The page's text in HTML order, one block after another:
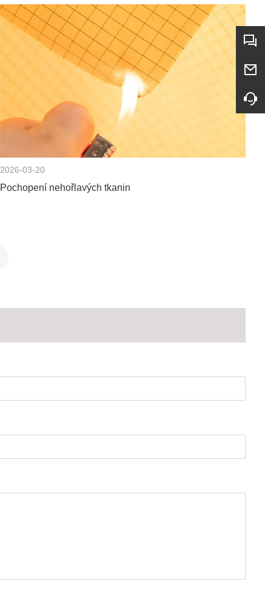
2026-03-20
Pochopení nehořlavých tkanin